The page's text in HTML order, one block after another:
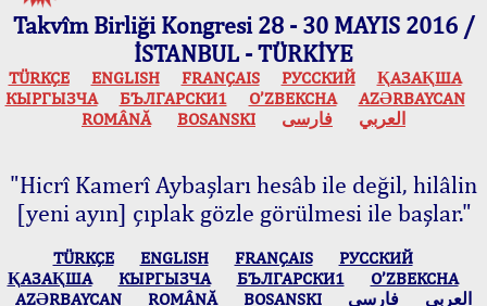
Takvîm Birliği Kongresi 28 - 30 MAYIS 2016 /
İSTANBUL - TÜRKİYE
TÜRKÇE ENGLISH FRANÇAIS РУССКИЙ
ҚАЗАҚША
КЫPГЫЗЧA
БЪЛГАРСКИ1 O’ZBEKCHA
AZӘRBAYCAN
ROMÂNĂ
BOSANSKI العربي فارسی
"Hicrî Kamerî Aybaşları hesâb ile değil, hilâlin
[yeni ayın] çıplak gözle görülmesi ile başlar."
TÜRKÇE ENGLISH FRANÇAIS
РУССКИЙ
ҚАЗАҚША
КЫPГЫЗЧA БЪЛГАРСКИ1
O’ZBEKCHA
AZӘRBAYCAN
ROMÂNĂ BOSANSKI العربي فارسی